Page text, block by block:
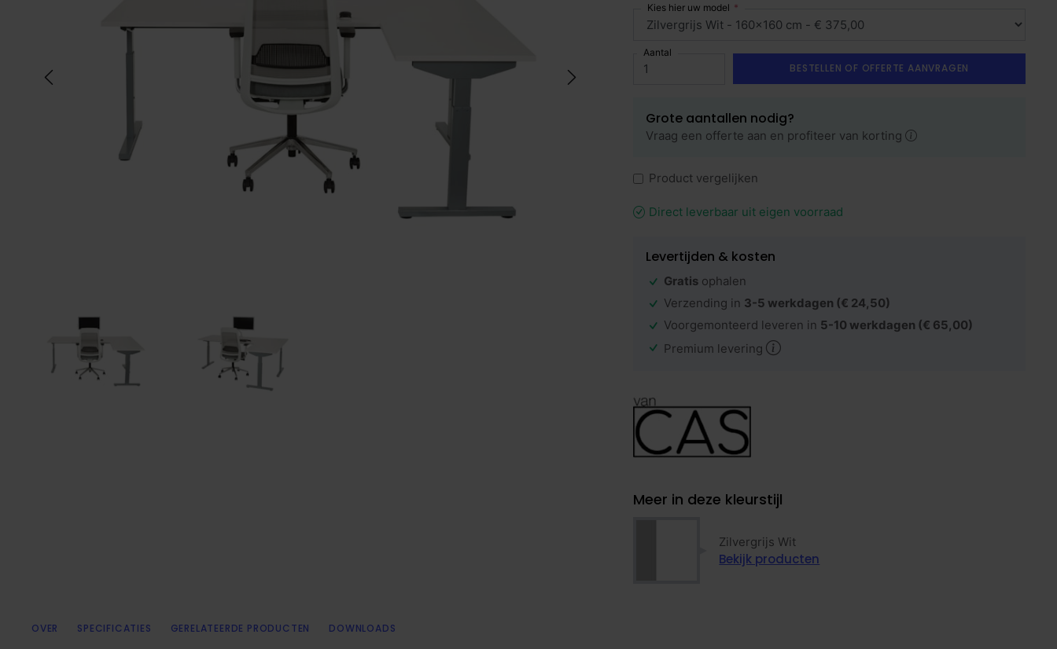
Kies hier uw model
Aantal
BESTELLEN OF OFFERTE AANVRAGEN
Grote aantallen nodig?
Vraag een offerte aan en profiteer van korting
Product vergelijken
Direct leverbaar uit eigen voorraad
Levertijden & kosten
Gratis ophalen
Verzending in 3-5 werkdagen (€ 24,50)
Voorgemonteerd leveren in 5-10 werkdagen (€ 65,00)
Premium levering
Meer in deze kleurstijl
Zilvergrijs Wit
Bekijk producten
OVER SPECIFICATIES GERELATEERDE PRODUCTEN DOWNLOADS